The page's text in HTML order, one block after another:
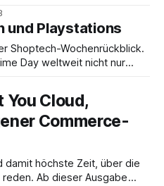
wir uns mit dem Thema
Vertreter
ABOUT YOU aus dem
und Playstations
Shoptech-Wochenrückblick.
Day weltweit nicht nur
zufolge hatte Amazon
das
schnell auszuliefern,
Schnäppchen
Cloud,
Commerce-
damit höchste Zeit, über die
Ab dieser Ausgabe